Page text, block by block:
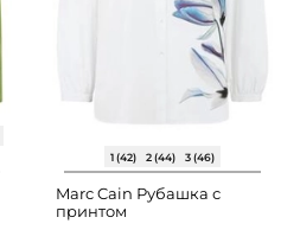
1 (42) 2 (44) 3 (46)
Marc Cain Рубашка с
принтом